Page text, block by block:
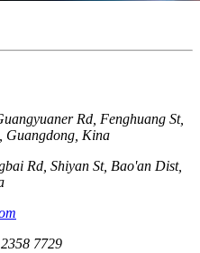
Rd, Fenghuang St,
Guangdong, Kina
Rd, Shiyan St, Bao'an Dist,
7729